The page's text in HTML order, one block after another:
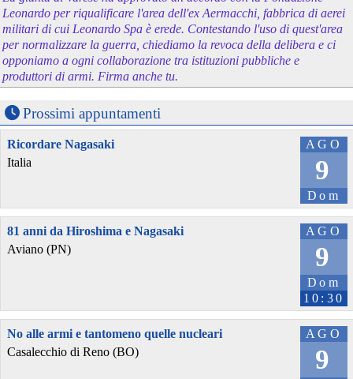
Leonardo per riqualificare l'area dell'ex Aermacchi, fabbrica di aerei
militari di cui Leonardo Spa è erede. Contestando l'uso di quest'area
per normalizzare la guerra, chiediamo la revoca della delibera e ci
opponiamo a ogni collaborazione tra istituzioni pubbliche e
produttori di armi. Firma anche tu.
Prossimi appuntamenti
AGO
9
Dom
Ricordare Nagasaki
Italia
AGO
9
Dom
10:30
81 anni da Hiroshima e Nagasaki
Aviano (PN)
AGO
9
No alle armi e tantomeno quelle nucleari
Casalecchio di Reno (BO)